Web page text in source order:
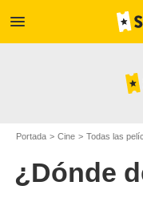
menu
Portada Cine Todas las
¿Dónde